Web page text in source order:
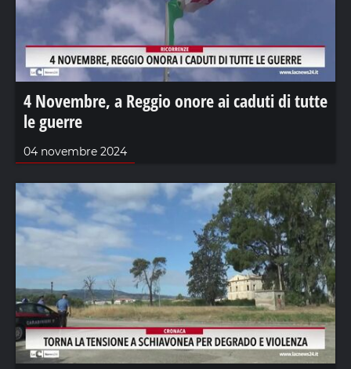
4 Novembre, a Reggio onore ai caduti di tutte
le guerre
04 novembre 2024